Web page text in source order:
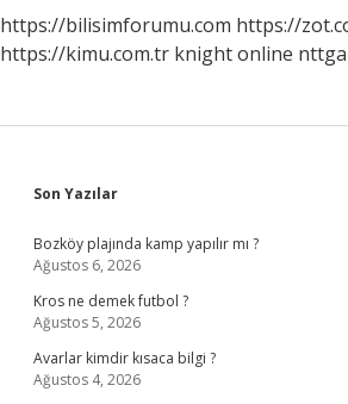
https://bilisimforumu.com https://
https://kimu.com.tr knight online
Sidebar
Son Yazılar
Bozköy plajında kamp yapılır mı ?
Ağustos 6, 2026
Kros ne demek futbol ?
Ağustos 5, 2026
Avarlar kimdir kısaca bilgi ?
Ağustos 4, 2026